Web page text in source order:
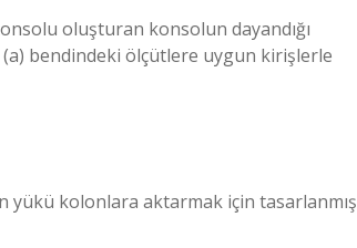
oluşturan konsolun dayandığı
(a) bendindeki ölçütlere uygun kirişlerle
yükü kolonlara aktarmak için tasarlanmış